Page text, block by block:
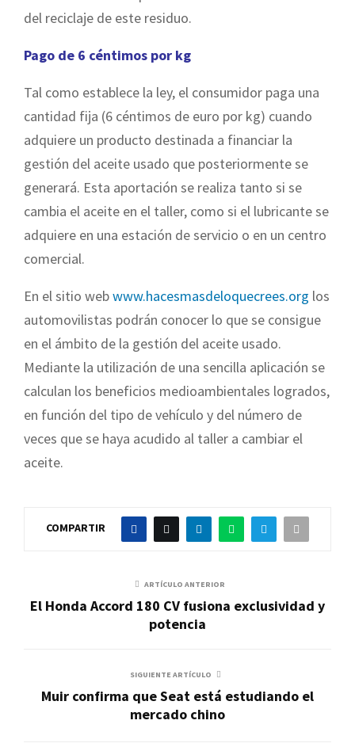
del reciclaje de este residuo.
Pago de 6 céntimos por kg
Tal como establece la ley, el consumidor paga una
cantidad fija (6 céntimos de euro por kg) cuando
adquiere un producto destinada a financiar la
gestión del aceite usado que posteriormente se
generará. Esta aportación se realiza tanto si se
cambia el aceite en el taller, como si el lubricante se
adquiere en una estación de servicio o en un centro
comercial.
En el sitio webwww.hacesmasdeloquecrees.org los
automovilistas podrán conocer lo que se consigue
en el ámbito de la gestión del aceite usado.
Mediante la utilización de una sencilla aplicación se
calculan los beneficios medioambientales logrados,
en función del tipo de vehículo y del número de
veces que se haya acudido al taller a cambiar el
aceite.
COMPARTIR
ARTÍCULO ANTERIOR
El Honda Accord 180 CV fusiona exclusividad y
potencia
SIGUIENTE ARTÍCULO
Muir confirma que Seat está estudiando el
mercado chino